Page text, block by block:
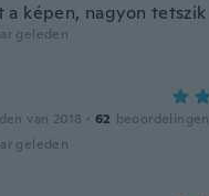
a képen, nagyon tetszik
geleden
van 2018 · 62 beoordelingen
geleden